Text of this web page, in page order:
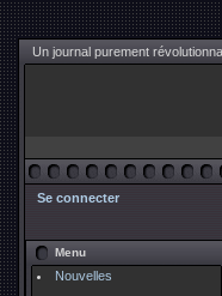
Un journal purement
Se connecter
Menu
Nouvelles